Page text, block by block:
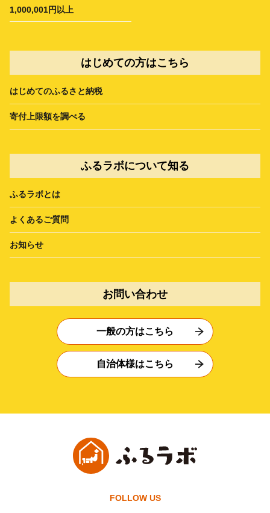
1,000,001円以上
はじめての方はこちら
はじめてのふるさと納税
寄付上限額を調べる
ふるラボについて知る
ふるラボとは
よくあるご質問
お知らせ
お問い合わせ
一般の方はこちら
自治体様はこちら
FOLLOW US